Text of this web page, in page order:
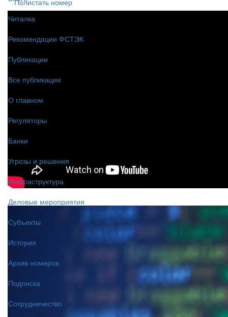
Читалка
Рекомендации ФСТЭК
Публикации
Все публикации
О главном
Регуляторы
Банки
Угрозы и решения
Инфраструктура
Деловые мероприятия
Субъекты
История
Архив номеров
Подписка
Сотрудничество